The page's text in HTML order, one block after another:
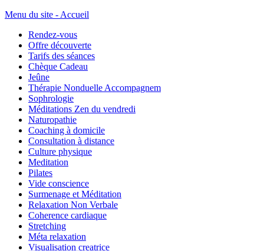
Menu du site - Accueil
Rendez-vous
Offre découverte
Tarifs des séances
Chèque Cadeau
Jeûne
Thérapie Nonduelle Accompagnem
Sophrologie
Méditations Zen du vendredi
Naturopathie
Coaching à domicile
Consultation à distance
Culture physique
Meditation
Pilates
Vide conscience
Surmenage et Méditation
Relaxation Non Verbale
Coherence cardiaque
Stretching
Méta relaxation
Visualisation creatrice